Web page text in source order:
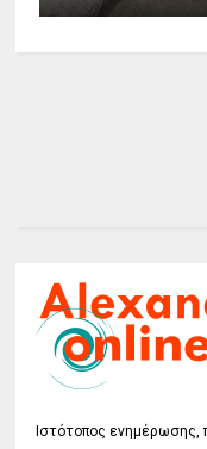
Ιστότοπος ενημέρωσης,